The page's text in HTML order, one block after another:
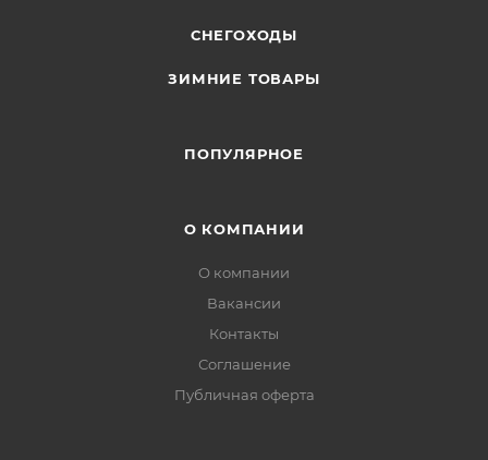
СНЕГОХОДЫ
ЗИМНИЕ ТОВАРЫ
ПОПУЛЯРНОЕ
О КОМПАНИИ
О компании
Вакансии
Контакты
Соглашение
Публичная оферта